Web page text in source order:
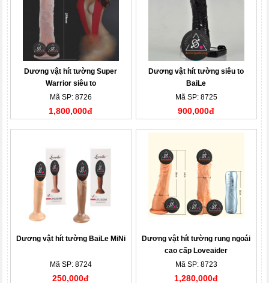
Dương vật hít tường Super
Warrior siêu to
Mã SP: 8726
1,800,000đ
Dương vật hít tường siêu to
BaiLe
Mã SP: 8725
900,000đ
Dương vật hít tường BaiLe MiNi
Mã SP: 8724
250,000đ
Dương vật hít tường rung ngoái
cao cấp Loveaider
Mã SP: 8723
1,280,000đ